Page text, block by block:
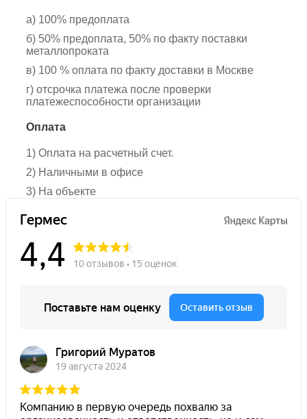
а) 100% предоплата
б) 50% предоплата, 50% по факту поставки
металлопроката
в) 100 % оплата по факту доставки в Москве
г) отсрочка платежа после проверки
платежеспособности организации
Оплата
1) Оплата на расчетный счет.
2) Наличными в офисе
3) На объекте